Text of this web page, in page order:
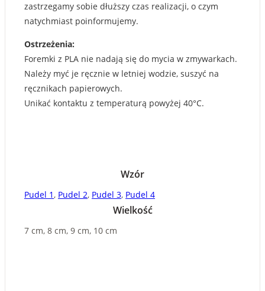
zastrzegamy sobie dłuższy czas realizacji, o czym
natychmiast poinformujemy.
Ostrzeżenia:
Foremki z PLA nie nadają się do mycia w zmywarkach.
Należy myć je ręcznie w letniej wodzie, suszyć na
ręcznikach papierowych.
Unikać kontaktu z temperaturą powyżej 40°C.
Wzór
Pudel 1, Pudel 2, Pudel 3, Pudel 4
Wielkość
7 cm, 8 cm, 9 cm, 10 cm